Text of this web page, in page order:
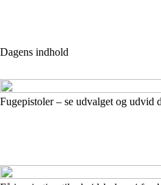
Dagens indhold
Fugepistoler – se udvalget og udvid